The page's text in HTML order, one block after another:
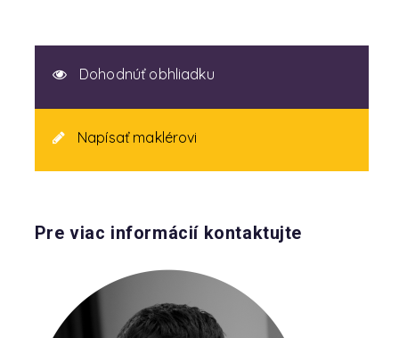
Dohodnúť obhliadku
Napísať maklérovi
Pre viac informácií kontaktujte